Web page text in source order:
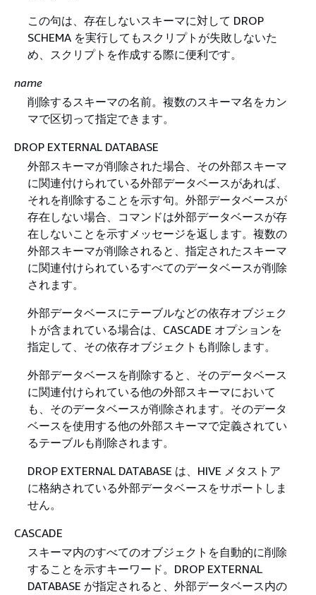
この句は、存在しないスキーマに対して DROP
SCHEMA を実行してもスクリプトが失敗しないた
め、スクリプトを作成する際に便利です。
name
削除するスキーマの名前。複数のスキーマ名をカン
マで区切って指定できます。
DROP EXTERNAL DATABASE
外部スキーマが削除された場合、その外部スキーマ
に関連付けられている外部データベースがあれば、
それを削除することを示す句。外部データベースが
存在しない場合、コマンドは外部データベースが存
在しないことを示すメッセージを返します。複数の
外部スキーマが削除されると、指定されたスキーマ
に関連付けられているすべてのデータベースが削除
されます。
外部データベースにテーブルなどの依存オブジェク
トが含まれている場合は、CASCADE オプションを
指定して、その依存オブジェクトも削除します。
外部データベースを削除すると、そのデータベース
に関連付けられている他の外部スキーマにおいて
も、そのデータベースが削除されます。そのデータ
ベースを使用する他の外部スキーマで定義されてい
るテーブルも削除されます。
DROP EXTERNAL DATABASE は、HIVE メタストア
に格納されている外部データベースをサポートしま
せん。
CASCADE
スキーマ内のすべてのオブジェクトを自動的に削除
することを示すキーワード。DROP EXTERNAL
DATABASE が指定されると、外部データベース内の